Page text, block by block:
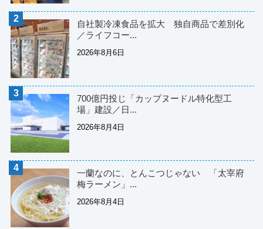
自社製冷凍食品を拡大 独自商品で差別化
／ライフコー...
2026年8月6日
700億円投じ「カップヌードル特化型工
場」建設／日...
2026年8月4日
一蘭なのに、とんこつじゃない 「太宰府
梅ラーメン」...
2026年8月4日